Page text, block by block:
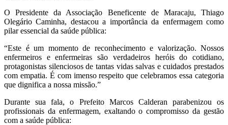
O Presidente da Associação Beneficente de Maracaju, Thiago
Olegário Caminha, destacou a importância da enfermagem como
pilar essencial da saúde pública:
“Este é um momento de reconhecimento e valorização. Nossos
enfermeiros e enfermeiras são verdadeiros heróis do cotidiano,
protagonistas silenciosos de tantas vidas salvas e cuidados prestados
com empatia. É com imenso respeito que celebramos essa categoria
que dignifica a nossa missão.”
Durante sua fala, o Prefeito Marcos Calderan parabenizou os
profissionais da enfermagem, exaltando o compromisso da gestão
com a saúde pública: